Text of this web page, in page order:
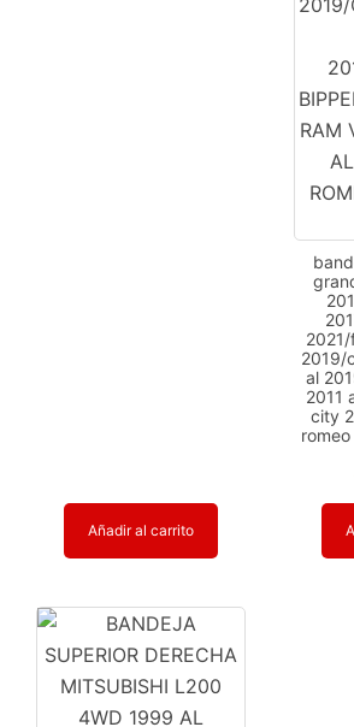
Añadir al carrito
2019/
al
2011
city